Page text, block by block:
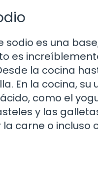
es una
es
la cocina
En la cocina, su
como el
y las
carne o incluso